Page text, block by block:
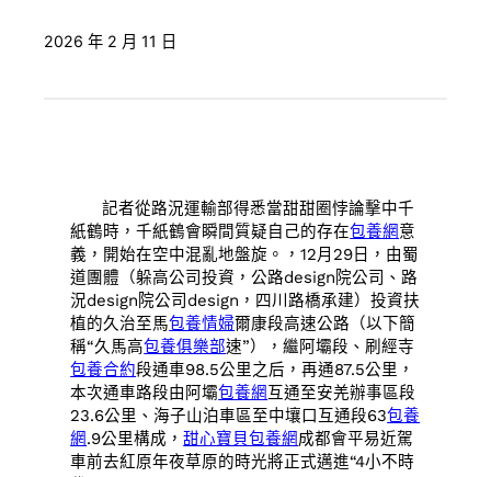
2026 年 2 月 11 日
記者從路況運輸部得悉當甜甜圈悖論擊中千
紙鶴時，千紙鶴會瞬間質疑自己的存在包養網意
義，開始在空中混亂地盤旋。，12月29日，由蜀
道團體（躲高公司投資，公路design院公司、路
況design院公司design，四川路橋承建）投資扶
植的久治至馬包養情婦爾康段高速公路（以下簡
稱“久馬高包養俱樂部速”），繼阿壩段、刷經寺
包養合約段通車98.5公里之后，再通87.5公里，
本次通車路段由阿壩包養網互通至安羌辦事區段
23.6公里、海子山泊車區至中壤口互通段63包養
網.9公里構成，甜心寶貝包養網成都會平易近駕
車前去紅原年夜草原的時光將正式邁進“4小不時